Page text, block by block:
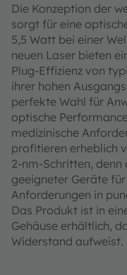
Die Konzeption der
sorgt für eine
5,5 Watt bei einer
neuen Laser bieten
Plug-Effizienz von
ihrer hohen
perfekte Wahl für
optische
medizinische
profitieren erheblich
2-nm-Schritten, denn
geeigneter Geräte
Anforderungen in
Das Produkt ist in
Gehäuse erhältlich,
Widerstand aufweist.